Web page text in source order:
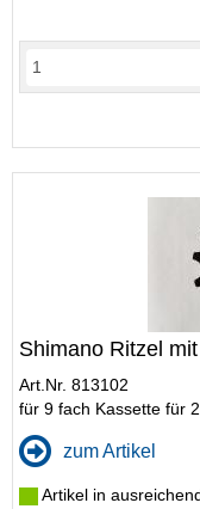
Shimano Ritzel
Art.Nr. 813102
für 9 fach Kassette für
zum Artikel
Artikel in